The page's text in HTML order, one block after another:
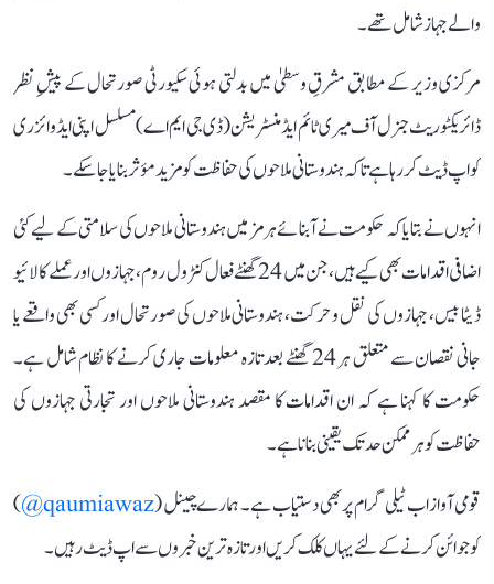
والے جہاز شامل تھے۔
مرکزی وزیر کے مطابق مشرقِ وسطیٰ میں بدلتی ہوئی سکیورٹی صورتحال کے پیشِ نظر
ڈائریکٹوریٹ جنرل آف میری ٹائم ایڈمنسٹریشن (ڈی جی ایم اے) مسلسل اپنی ایڈوائزری
کو اپ ڈیٹ کر رہا ہے تاکہ ہندوستانی ملاحوں کی حفاظت کو مزید مؤثر بنایا جا سکے۔
انہوں نے بتایا کہ حکومت نے آبنائے ہرمز میں ہندوستانی ملاحوں کی سلامتی کے لیے کئی
اضافی اقدامات بھی کیے ہیں، جن میں 24 گھنٹے فعال کنٹرول روم، جہازوں اور عملے کا لائیو
ڈیٹا بیس، جہازوں کی نقل و حرکت، ہندوستانی ملاحوں کی صورتحال اور کسی بھی واقعے یا
جانی نقصان سے متعلق ہر 24 گھنٹے بعد تازہ معلومات جاری کرنے کا نظام شامل ہے۔
حکومت کا کہنا ہے کہ ان اقدامات کا مقصد ہندوستانی ملاحوں اور تجارتی جہازوں کی
حفاظت کو ہر ممکن حد تک یقینی بنانا ہے۔
قومی آواز اب ٹیلی گرام پر بھی دستیاب ہے۔ ہمارے چینل (qaumiawaz@
)
کو جوائن کرنے کے لئے یہاں کلک کریں اور تازہ ترین خبروں سے اپ ڈیٹ رہیں۔